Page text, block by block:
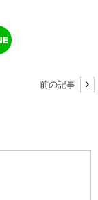
前の記事